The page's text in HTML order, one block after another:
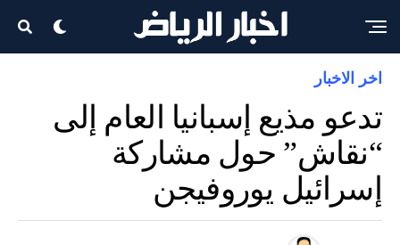
اخر الاخبار
تدعو مذيع إسبانيا العام إلى
“نقاش” حول مشاركة
إسرائيل يوروفيجن